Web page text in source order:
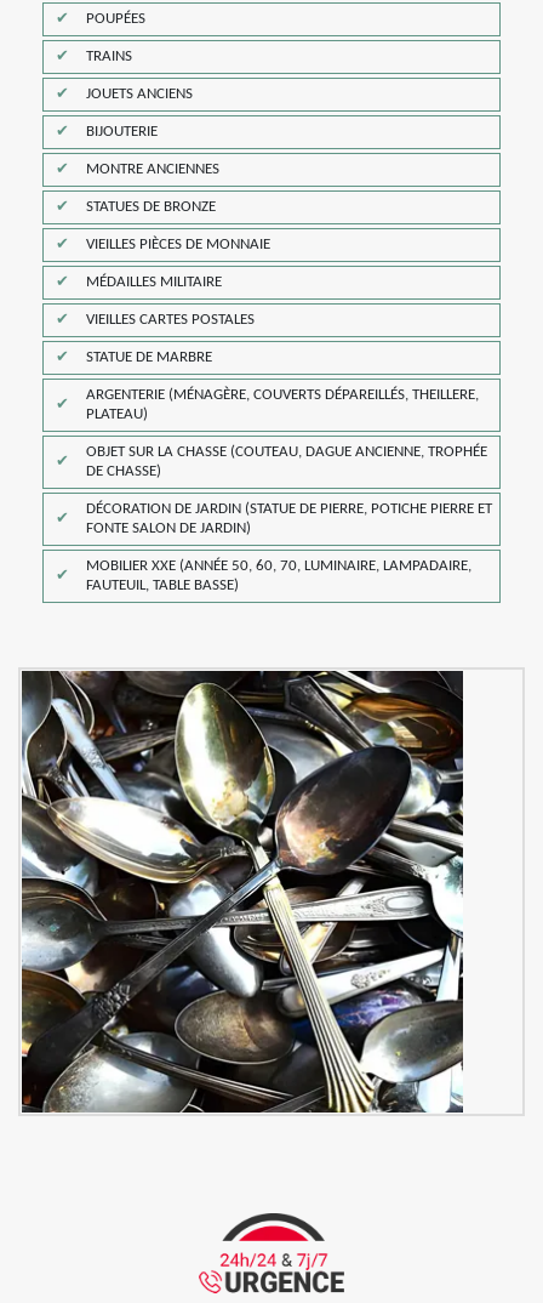
POUPÉES
TRAINS
JOUETS ANCIENS
BIJOUTERIE
MONTRE ANCIENNES
STATUES DE BRONZE
VIEILLES PIÈCES DE MONNAIE
MÉDAILLES MILITAIRE
VIEILLES CARTES POSTALES
STATUE DE MARBRE
ARGENTERIE (MÉNAGÈRE, COUVERTS DÉPAREILLÉS, THEILLERE,
PLATEAU)
OBJET SUR LA CHASSE (COUTEAU, DAGUE ANCIENNE, TROPHÉE
DE CHASSE)
DÉCORATION DE JARDIN (STATUE DE PIERRE, POTICHE PIERRE ET
FONTE SALON DE JARDIN)
MOBILIER XXE (ANNÉE 50, 60, 70, LUMINAIRE, LAMPADAIRE,
FAUTEUIL, TABLE BASSE)